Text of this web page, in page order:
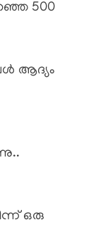
500
ആദ്യം
ഒരു